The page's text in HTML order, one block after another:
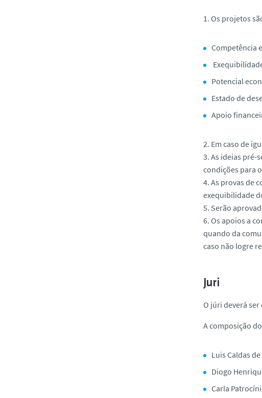
1. Os projetos
Competência
Potencial
Estado de
Apoio
2. Em caso de
3. As ideias pré-
condições para
4. As provas de
exequibilidade
5. Serão
6. Os apoios a
quando da
caso não logre
Juri
O júri deverá
A composição
Luis Caldas
Diogo
Carla